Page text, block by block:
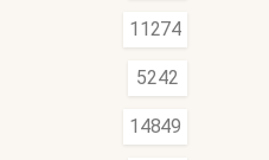
11274
5242
14849